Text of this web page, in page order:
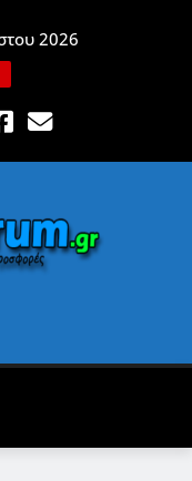
2026